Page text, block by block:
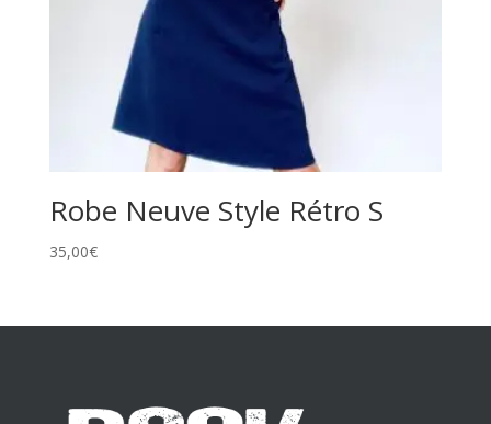
Robe Neuve Style Rétro S
35,00€